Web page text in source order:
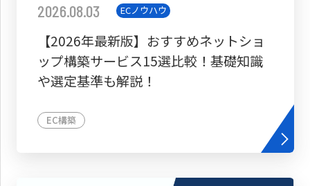
2026.08.03 ECノウハウ
【2026年最新版】おすすめネットショ
ップ構築サービス15選比較！基礎知識
や選定基準も解説！
EC構築